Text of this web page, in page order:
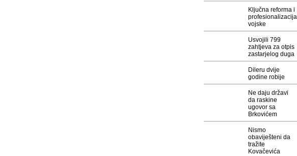
Ključna reforma i
profesionalizacija
vojske
Usvojili 799
zahtjeva za otpis
zastarjelog duga
Dileru dvije
godine robije
Ne daju državi
da raskine
ugovor sa
Brkovićem
Nismo
obaviješteni da
tražite
Kovačevića